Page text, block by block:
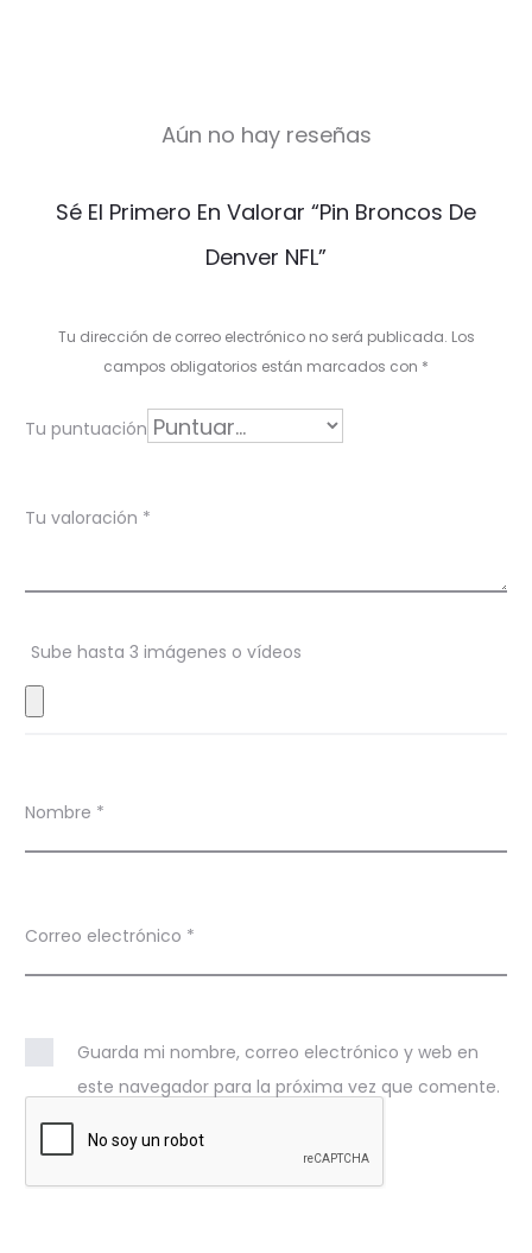
c
o
n
s
Aún no hay reseñas
Sé El Primero En Valorar “Pin Broncos De
Denver NFL”
Tu dirección de correo electrónico no será publicada. Los
campos obligatorios están marcados con *
Tu puntuación
Tu valoración *
Sube hasta 3 imágenes o vídeos
Nombre *
Correo electrónico *
Guarda mi nombre, correo electrónico y web en
este navegador para la próxima vez que comente.